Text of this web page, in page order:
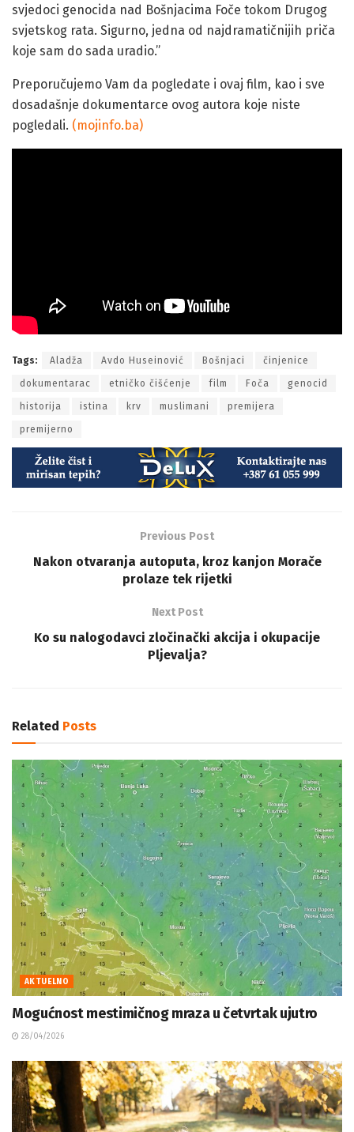
svjedoci genocida nad Bošnjacima Foče tokom Drugog
svjetskog rata. Sigurno, jedna od najdramatičnijih priča
koje sam do sada uradio.”
Preporučujemo Vam da pogledate i ovaj film, kao i sve
dosadašnje dokumentarce ovog autora koje niste
pogledali. (mojinfo.ba)
Tags: Aladža Avdo Huseinović Bošnjaci činjenice
dokumentarac etničko čišćenje film Foča genocid
historija istina krv muslimani premijera
premijerno
Previous Post
Nakon otvaranja autoputa, kroz kanjon Morače
prolaze tek rijetki
Next Post
Ko su nalogodavci zločinački akcija i okupacije
Pljevalja?
Related Posts
AKTUELNO
Mogućnost mestimičnog mraza u četvrtak ujutro
28/04/2026